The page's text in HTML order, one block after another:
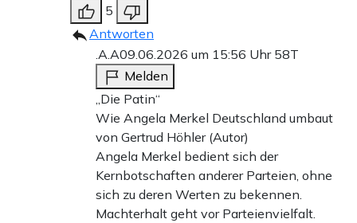
5
Antworten
.A.A09.06.2026 um 15:56 Uhr 58T
Melden
„Die Patin“
Wie Angela Merkel Deutschland umbaut
von Gertrud Höhler (Autor)
Angela Merkel bedient sich der
Kernbotschaften anderer Parteien, ohne
sich zu deren Werten zu bekennen.
Machterhalt geht vor Parteienvielfalt.